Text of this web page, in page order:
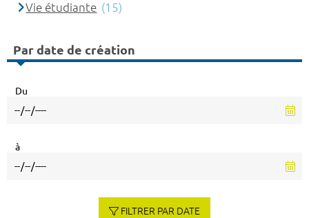
Vie étudiante (15)
Par date de création
Du
à
FILTRER PAR DATE